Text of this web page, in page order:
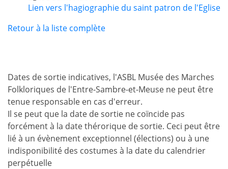
Lien vers l'hagiographie du saint patron de l'Eglise
Retour à la liste complète
Dates de sortie indicatives, l'ASBL Musée des Marches
Folkloriques de l'Entre-Sambre-et-Meuse ne peut être
tenue responsable en cas d'erreur.
Il se peut que la date de sortie ne coïncide pas
forcément à la date thérorique de sortie. Ceci peut être
lié à un évènement exceptionnel (élections) ou à une
indisponibilité des costumes à la date du calendrier
perpétuelle